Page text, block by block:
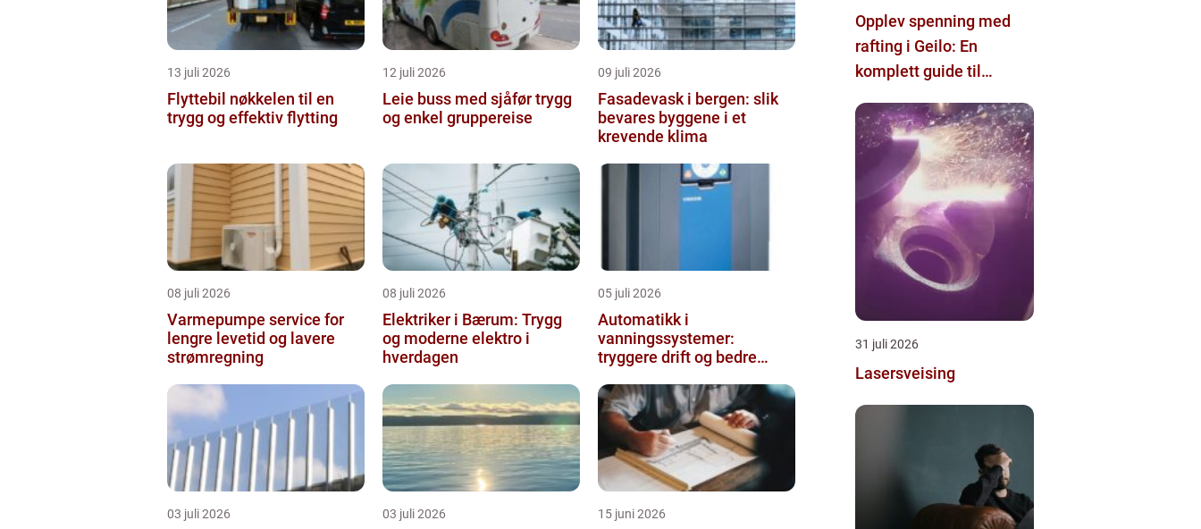
13 juli 2026
Flyttebil nøkkelen til en
trygg og effektiv flytting
12 juli 2026
Leie buss med sjåfør trygg
og enkel gruppereise
09 juli 2026
Fasadevask i bergen: slik
bevares byggene i et
krevende klima
08 juli 2026
Varmepumpe service for
lengre levetid og lavere
strømregning
08 juli 2026
Elektriker i Bærum: Trygg
og moderne elektro i
hverdagen
05 juli 2026
Automatikk i
vanningssystemer:
tryggere drift og bedre
03 juli 2026 03 juli 2026 15 juni 2026
Opplev spenning med
rafting i Geilo: En
komplett guide til
31 juli 2026
Lasersveising